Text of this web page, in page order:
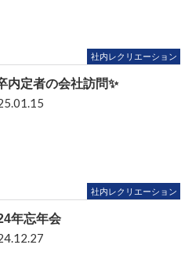
社内レクリエーション
内定者の会社訪問✨
社内レクリエーション
年忘年会